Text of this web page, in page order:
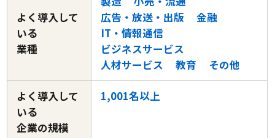
よく導入して
いる
業種
広告・放送・出版
金融
IT・情報通信
ビジネスサービス
人材サービス
教育 その他
よく導入して
いる
企業の規模
1,001名以上